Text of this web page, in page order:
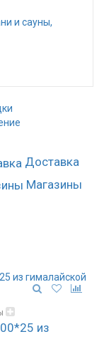
и сауны
Доставка
Магазины
из